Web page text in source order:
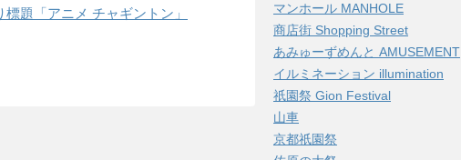
題「アニメ チャギントン」
マンホール MANHOLE
商店街 Shopping Street
あみゅーずめんと AMUSEMENT
イルミネーション illumination
祇園祭 Gion Festival
山車
京都祇園祭